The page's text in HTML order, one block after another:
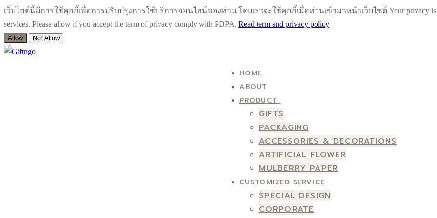
เว็บไซต์นี้มีการใช้คุกกี้เพื่อการปรับปรุงการใช้บริการออนไลน์ของท่าน โดยเราจะใช้คุกกี้เมื่อท่านเข้ามาหน้าเว็บไซต์ Your privacy is
services. Please allow if you accept the term of privacy comply with PDPA. Read term and privacy policy
Allow Not Allow
Skip
Menu
Close
HOME
ABOUT
PRODUCT
GIFTS
PACKAGING
ACCESSORIES & DECORATIONS
ARTIFICIAL FLOWER
MULBERRY PAPER
CUSTOMIZED SERVICE
SPECIAL DESIGN
CORPORATE